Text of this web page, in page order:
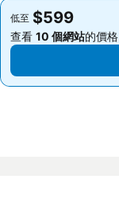
低至 $599
查看 10 個網站的價格
低至 $599
查看 10 個網站的價格